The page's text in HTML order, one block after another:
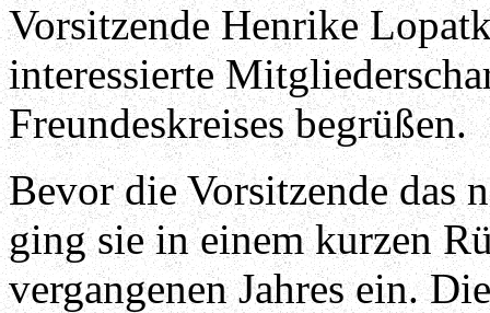
Vorsitzende Henrike
interessierte
Freundeskreises begrüßen.
Bevor die Vorsitzende das
ging sie in einem kurzen
vergangenen Jahres ein.